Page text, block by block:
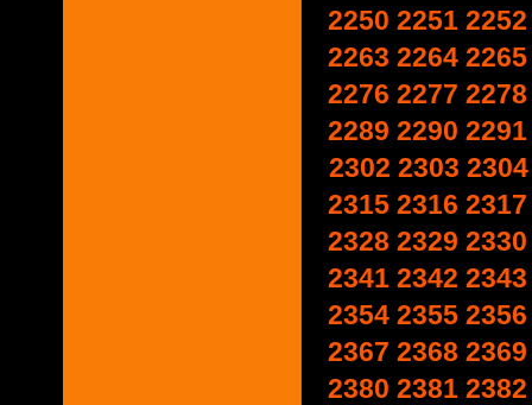
2250 2251 2252
2263 2264 2265
2276 2277 2278
2289 2290 2291
2302 2303 2304
2315 2316 2317
2328 2329 2330
2341 2342 2343
2354 2355 2356
2367 2368 2369
2380 2381 2382